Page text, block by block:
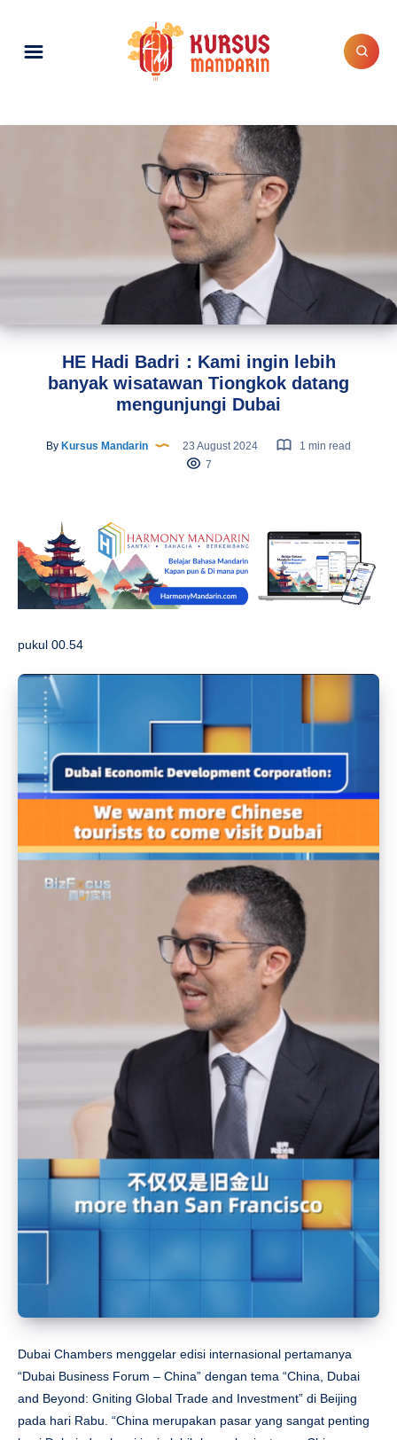
HE Hadi Badri：Kami ingin lebih
banyak wisatawan Tiongkok datang
mengunjungi Dubai
By Kursus Mandarin 23 August 2024
1 min read
7
pukul 00.54
Dubai Chambers menggelar edisi internasional pertamanya
“Dubai Business Forum – China” dengan tema “China, Dubai
and Beyond: Gniting Global Trade and Investment” di Beijing
pada hari Rabu. “China merupakan pasar yang sangat penting